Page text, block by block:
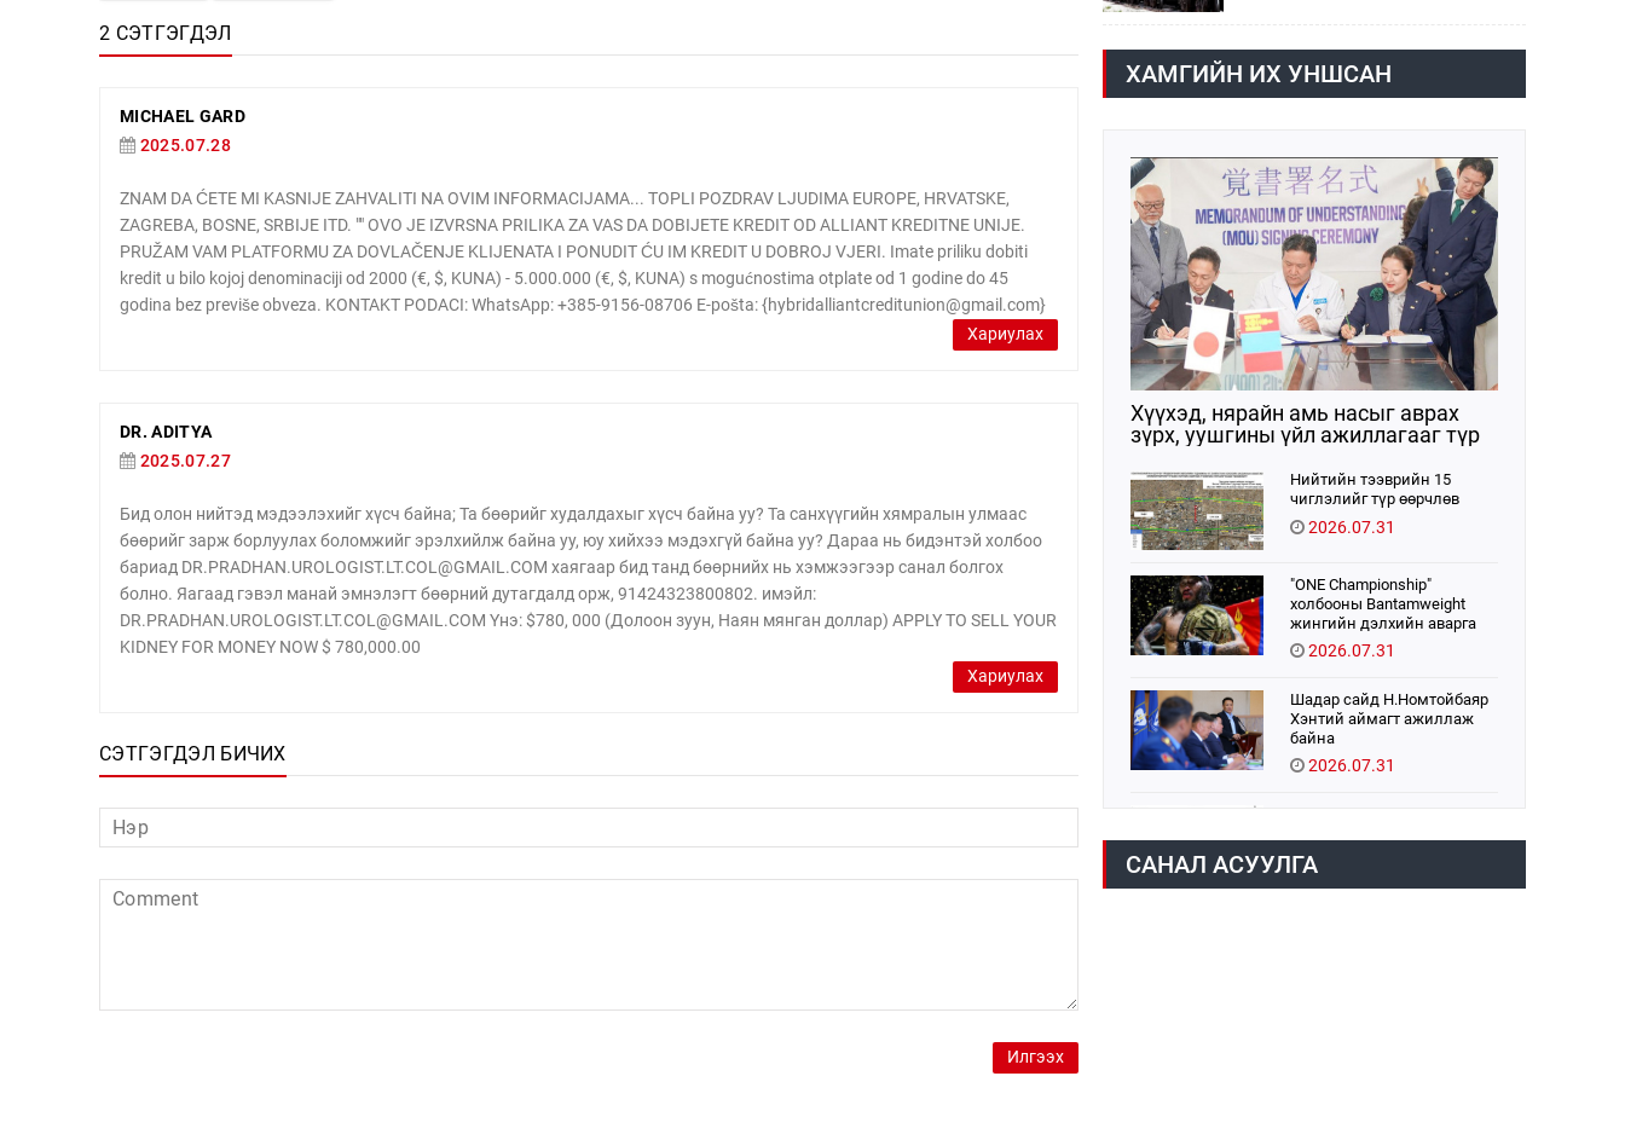
2 СЭТГЭГДЭЛ
MICHAEL GARD
2025.07.28
ZNAM DA ĆETE MI KASNIJE ZAHVALITI NA OVIM INFORMACIJAMA... TOPLI POZDRAV LJUDIMA EUROPE, HRVATSKE,
ZAGREBA, BOSNE, SRBIJE ITD. "" OVO JE IZVRSNA PRILIKA ZA VAS DA DOBIJETE KREDIT OD ALLIANT KREDITNE UNIJE.
PRUŽAM VAM PLATFORMU ZA DOVLAČENJE KLIJENATA I PONUDIT ĆU IM KREDIT U DOBROJ VJERI. Imate priliku dobiti
kredit u bilo kojoj denominaciji od 2000 (€, $, KUNA) - 5.000.000 (€, $, KUNA) s mogućnostima otplate od 1 godine do 45
godina bez previše obveza. KONTAKT PODACI: WhatsApp: +385-9156-08706 E-pošta: {hybridalliantcreditunion@gmail.com}
Хариулах
DR. ADITYA
2025.07.27
Бид олон нийтэд мэдээлэхийг хүсч байна; Та бөөрийг худалдахыг хүсч байна уу? Та санхүүгийн хямралын улмаас
бөөрийг зарж борлуулах боломжийг эрэлхийлж байна уу, юу хийхээ мэдэхгүй байна уу? Дараа нь бидэнтэй холбоо
бариад DR.PRADHAN.UROLOGIST.LT.COL@GMAIL.COM хаягаар бид танд бөөрнийх нь хэмжээгээр санал болгох
болно. Яагаад гэвэл манай эмнэлэгт бөөрний дутагдалд орж, 91424323800802. имэйл:
DR.PRADHAN.UROLOGIST.LT.COL@GMAIL.COM Yнэ: $780, 000 (Долоон зуун, Наян мянган доллар) APPLY TO SELL YOUR
KIDNEY FOR MONEY NOW $ 780,000.00
Хариулах
СЭТГЭГДЭЛ БИЧИХ
Илгээх
Ашигт малтмал, газрын тосны
газраас танилцууллаа.
Наймдугаар сарын 06-ны өдөр
/02:30 цагт/ 7 вагон буюу 420 тонн
АИ-92 автобензин орж иржээ.
ХАМГИЙН ИХ УНШСАН
Хүүхэд, нярайн амь насыг аврах
зүрх, уушгины үйл ажиллагааг түр
ЭХЭМҮТ-д нэвтрүүлнэНийтийн тээврийн 15
чиглэлийг түр өөрчлөв
2026.07.31
"ONE Championship"
холбооны Bantamweight
жингийн дэлхийн аварга
Б.Энх-Оргил аваргын бүс
хамгаалах тулаанаа
2026.07.31
Шадар сайд Н.Номтойбаяр
Хэнтий аймагт ажиллаж
байна
2026.07.31
2026.07.31
САНАЛ АСУУЛГА